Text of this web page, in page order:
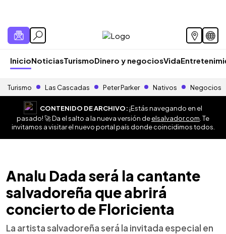
InicioNoticiasTurismoDinero y negociosVida
Turismo Las Cascadas Peter Parker Nativos Negocios
CONTENIDO DE ARCHIVO:¡Estás navegando en el
pasado! 🚀 Da el salto a la nueva versión deelsalvador.com . Te
invitamos a visitar el nuevo portal país donde coincidimos todos.
Analu Dada será la cantante
salvadoreña que abrirá
concierto de Floricienta
La artista salvadoreña será la invitada especial en